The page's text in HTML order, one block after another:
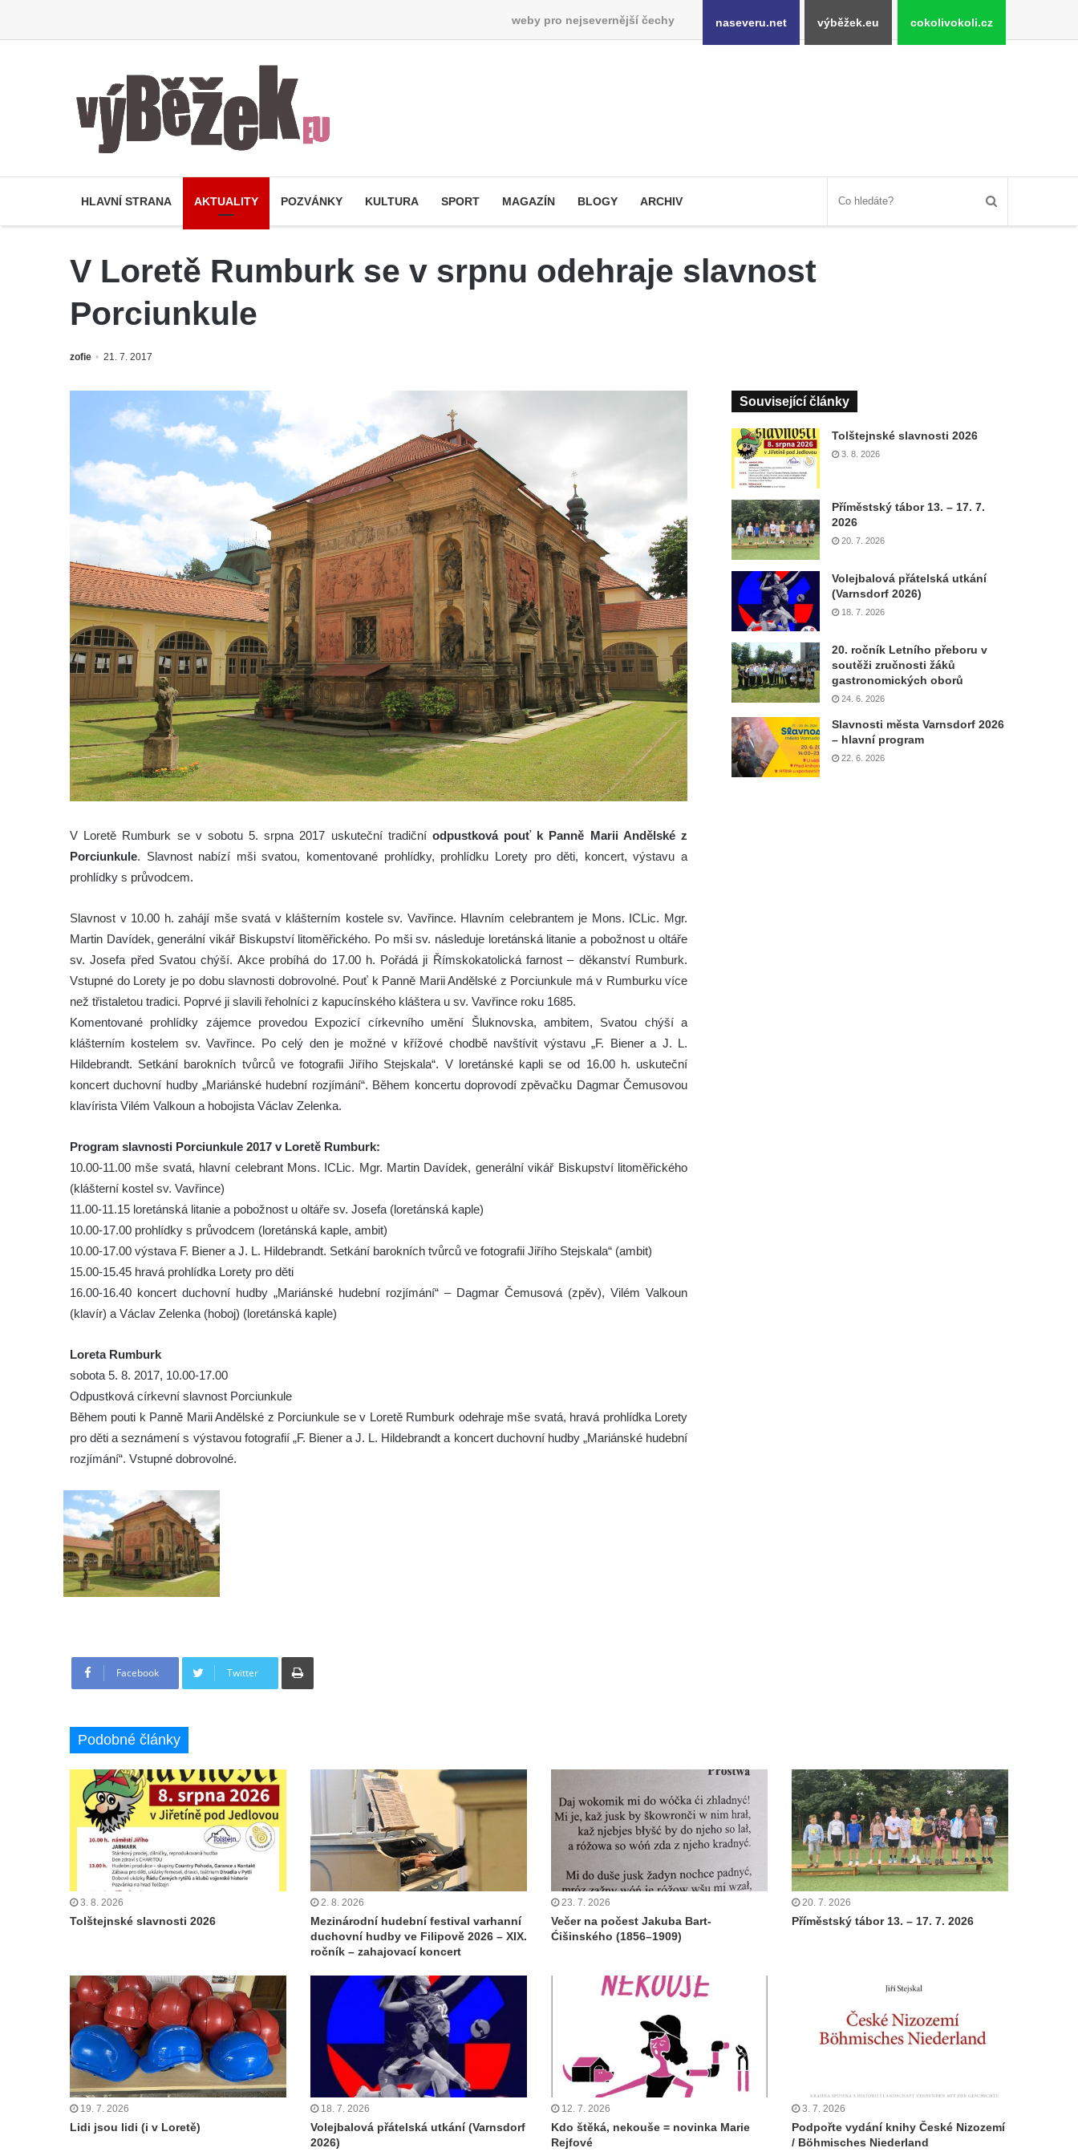
weby pro nejsevernější čechy naseveru.net výběžek.eu cokolivokoli.cz
HLAVNÍ STRANA AKTUALITY POZVÁNKY KULTURA SPORT MAGAZÍN BLOGY ARCHIV
V Loretě Rumburk se v srpnu odehraje slavnost
Porciunkule
zofie 21. 7. 2017
V Loretě Rumburk se v sobotu 5. srpna 2017 uskuteční tradiční odpustková pouť k Panně Marii Andělské z
Porciunkule. Slavnost nabízí mši svatou, komentované prohlídky, prohlídku Lorety pro děti, koncert, výstavu a
prohlídky s průvodcem.
Slavnost v 10.00 h. zahájí mše svatá v klášterním kostele sv. Vavřince. Hlavním celebrantem je Mons. ICLic. Mgr.
Martin Davídek, generální vikář Biskupství litoměřického. Po mši sv. následuje loretánská litanie a pobožnost u oltáře
sv. Josefa před Svatou chýší. Akce probíhá do 17.00 h. Pořádá ji Římskokatolická farnost – děkanství Rumburk.
Vstupné do Lorety je po dobu slavnosti dobrovolné. Pouť k Panně Marii Andělské z Porciunkule má v Rumburku více
než třistaletou tradici. Poprvé ji slavili řeholníci z kapucínského kláštera u sv. Vavřince roku 1685.
Komentované prohlídky zájemce provedou Expozicí církevního umění Šluknovska, ambitem, Svatou chýší a
klášterním kostelem sv. Vavřince. Po celý den je možné v křížové chodbě navštívit výstavu „F. Biener a J. L.
Hildebrandt. Setkání barokních tvůrců ve fotografii Jiřího Stejskala“. V loretánské kapli se od 16.00 h. uskuteční
koncert duchovní hudby „Mariánské hudební rozjímání“. Během koncertu doprovodí zpěvačku Dagmar Čemusovou
klavírista Vilém Valkoun a hobojista Václav Zelenka.
Program slavnosti Porciunkule 2017 v Loretě Rumburk:
10.00-11.00 mše svatá, hlavní celebrant Mons. ICLic. Mgr. Martin Davídek, generální vikář Biskupství litoměřického
(klášterní kostel sv. Vavřince)
11.00-11.15 loretánská litanie a pobožnost u oltáře sv. Josefa (loretánská kaple)
10.00-17.00 prohlídky s průvodcem (loretánská kaple, ambit)
10.00-17.00 výstava F. Biener a J. L. Hildebrandt. Setkání barokních tvůrců ve fotografii Jiřího Stejskala“ (ambit)
15.00-15.45 hravá prohlídka Lorety pro děti
16.00-16.40 koncert duchovní hudby „Mariánské hudební rozjímání“ – Dagmar Čemusová (zpěv), Vilém Valkoun
(klavír) a Václav Zelenka (hoboj) (loretánská kaple)
Loreta Rumburk
sobota 5. 8. 2017, 10.00-17.00
Odpustková církevní slavnost Porciunkule
Během pouti k Panně Marii Andělské z Porciunkule se v Loretě Rumburk odehraje mše svatá, hravá prohlídka Lorety
pro děti a seznámení s výstavou fotografií „F. Biener a J. L. Hildebrandt a koncert duchovní hudby „Mariánské hudební
rozjímání“. Vstupné dobrovolné.
Facebook Twitter
Tisknout
Související články
Tolštejnské slavnosti 2026
3. 8. 2026
Příměstský tábor 13. – 17. 7.
2026
20. 7. 2026
Volejbalová přátelská utkání
(Varnsdorf 2026)
18. 7. 2026
20. ročník Letního přeboru v
soutěži zručnosti žáků
gastronomických oborů
24. 6. 2026
Slavnosti města Varnsdorf 2026
– hlavní program
22. 6. 2026
Podobné články
3. 8. 2026
Tolštejnské slavnosti 2026
2. 8. 2026
Mezinárodní hudební festival varhanní
duchovní hudby ve Filipově 2026 – XIX.
ročník – zahajovací koncert
23. 7. 2026
Večer na počest Jakuba Bart-
Ćišinského (1856–1909)
20. 7. 2026
Příměstský tábor 13. – 17. 7. 2026
19. 7. 2026
Lidi jsou lidi (i v Loretě)
18. 7. 2026
Volejbalová přátelská utkání (Varnsdorf
2026)
12. 7. 2026
Kdo štěká, nekouše = novinka Marie
Rejfové
3. 7. 2026
Podpořte vydání knihy České Nizozemí
/ Böhmisches Niederland